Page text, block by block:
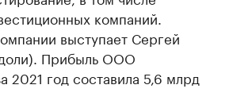
компаний.
выступает Сергей
Прибыль ООО
2021 год составила 5,6 млрд